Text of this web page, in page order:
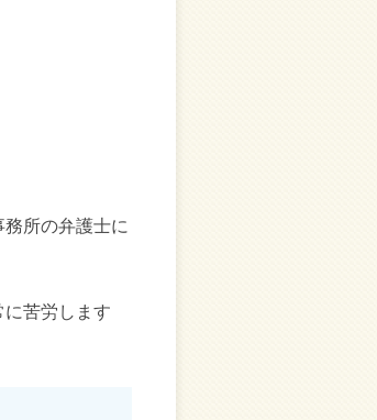
所の弁護士に
苦労します